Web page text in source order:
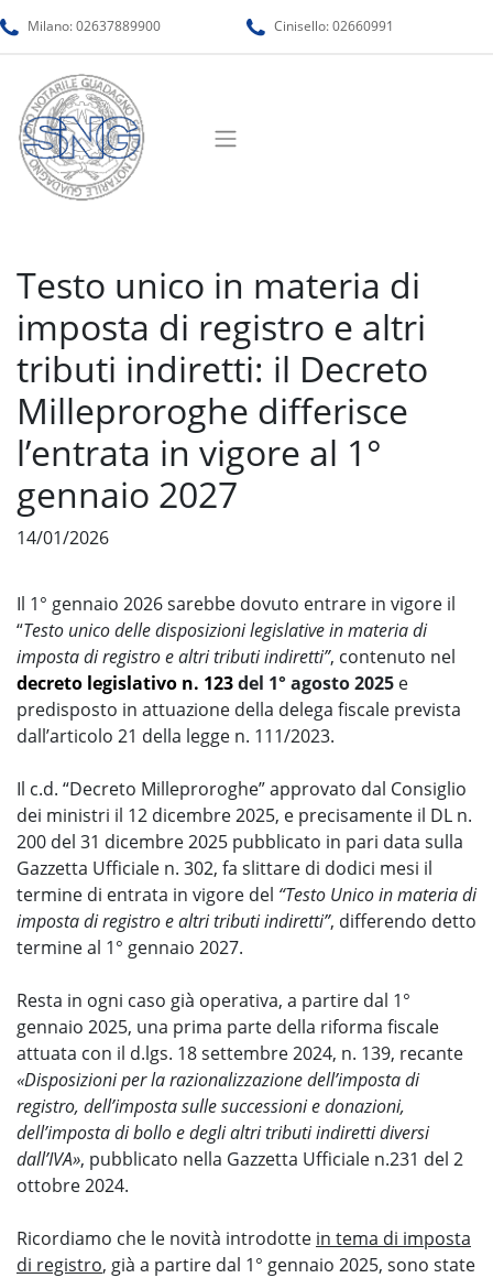
Milano:02637889900 Cinisello:02660991
Testo unico in materia di
imposta di registro e altri
tributi indiretti: il Decreto
Milleproroghe differisce
l’entrata in vigore al 1°
gennaio 2027
14/01/2026
Il 1° gennaio 2026 sarebbe dovuto entrare in vigore il
“Testo unico delle disposizioni legislative in materia di
imposta di registro e altri tributi indiretti”, contenuto nel
decreto legislativo n. 123del 1° agosto 2025 e
predisposto in attuazione della delega fiscale prevista
dall’articolo 21 della legge n. 111/2023.
Il c.d. “Decreto Milleproroghe” approvato dal Consiglio
dei ministri il 12 dicembre 2025, e precisamente il DL n.
200 del 31 dicembre 2025 pubblicato in pari data sulla
Gazzetta Ufficiale n. 302, fa slittare di dodici mesi il
termine di entrata in vigore del “Testo Unico in materia di
imposta di registro e altri tributi indiretti”, differendo detto
termine al 1° gennaio 2027.
Resta in ogni caso già operativa, a partire dal 1°
gennaio 2025, una prima parte della riforma fiscale
attuata con il d.lgs. 18 settembre 2024, n. 139, recante
«Disposizioni per la razionalizzazione dell’imposta di
registro, dell’imposta sulle successioni e donazioni,
dell’imposta di bollo e degli altri tributi indiretti diversi
dall’IVA», pubblicato nella Gazzetta Ufficiale n.231 del 2
ottobre 2024.
Ricordiamo che le novità introdotte in tema di imposta
di registro, già a partire dal 1° gennaio 2025, sono state